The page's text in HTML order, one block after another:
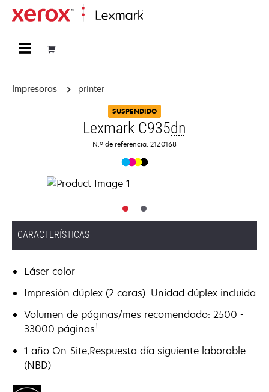
Impresoras printer
SUSPENDIDO
Lexmark C935dn
N.º de referencia: 21Z0168
CARACTERÍSTICAS
Láser color
Impresión dúplex (2 caras): Unidad dúplex incluida
Volumen de páginas/mes recomendado: 2500 -
33000 páginas†
1 año On-Site,Respuesta día siguiente laborable
(NBD)